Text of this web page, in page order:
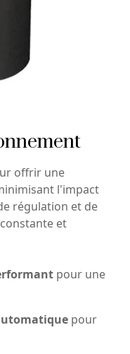
offrir une
l'impact
régulation et de
et
pour une
pour